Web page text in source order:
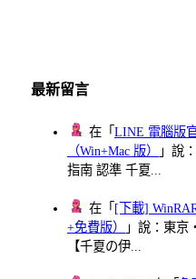
最新留言
在「LINE 電腦版
（Win+Mac 版）
」說
指南 認準 千夏...
在「 [下載]
+免費版）
」說：東京
【千夏の伊...